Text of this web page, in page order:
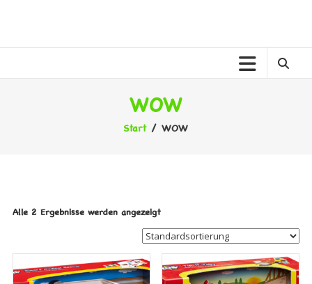
WOW
Start/ WOW
Alle 2 Ergebnisse werden angezeigt